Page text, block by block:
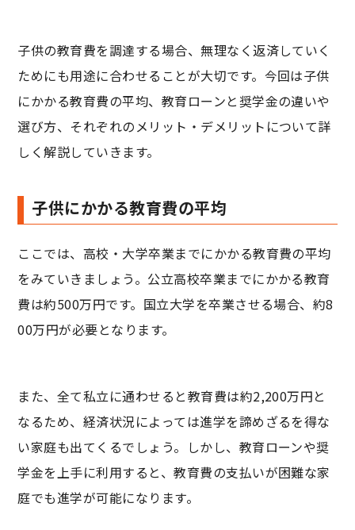
子供の教育費を調達する場合、無理なく返済していく
ためにも用途に合わせることが大切です。今回は子供
にかかる教育費の平均、教育ローンと奨学金の違いや
選び方、それぞれのメリット・デメリットについて詳
しく解説していきます。
子供にかかる教育費の平均
ここでは、高校・大学卒業までにかかる教育費の平均
をみていきましょう。公立高校卒業までにかかる教育
費は約500万円です。国立大学を卒業させる場合、約8
00万円が必要となります。
また、全て私立に通わせると教育費は約2,200万円と
なるため、経済状況によっては進学を諦めざるを得な
い家庭も出てくるでしょう。しかし、教育ローンや奨
学金を上手に利用すると、教育費の支払いが困難な家
庭でも進学が可能になります。